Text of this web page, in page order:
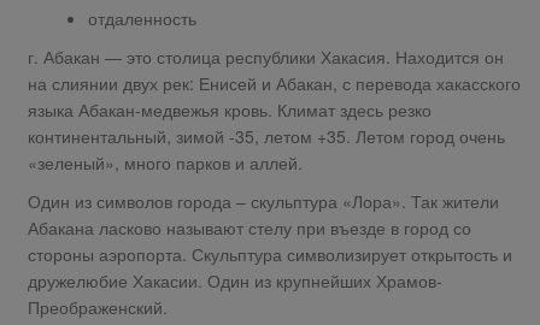
отдаленность
г. Абакан — это столица республики Хакасия. Находится он
на слиянии двух рек: Енисей и Абакан, с перевода хакасского
языка Абакан-медвежья кровь. Климат здесь резко
континентальный, зимой -35, летом +35. Летом город очень
«зеленый», много парков и аллей.
Один из символов города – скульптура «Лора». Так жители
Абакана ласково называют стелу при въезде в город со
стороны аэропорта. Скульптура символизирует открытость и
дружелюбие Хакасии. Один из крупнейших Храмов-
Преображенский.